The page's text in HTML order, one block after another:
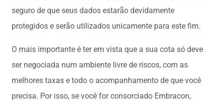
seguro de que seus dados estarão devidamente
protegidos e serão utilizados unicamente para este fim.
O mais importante é ter em vista que a sua cota só deve
ser negociada num ambiente livre de riscos, com as
melhores taxas e todo o acompanhamento de que você
precisa. Por isso, se você for consorciado Embracon,